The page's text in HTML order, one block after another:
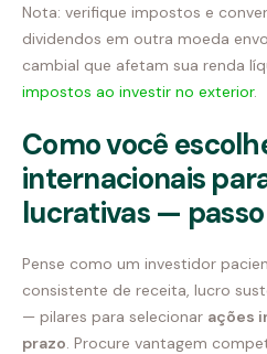
Nota: verifique impostos e
dividendos em outra moeda
cambial que afetam sua renda
impostos ao investir no exterior.
Como você
internacionais
lucrativas — passo
Pense como um investidor
consistente de receita, lucro
— pilares para selecionar ações
prazo . Procure vantagem